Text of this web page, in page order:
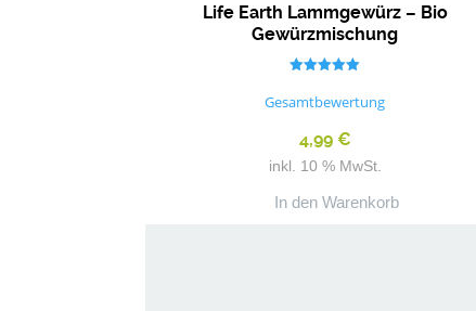
Life Earth Lammgewürz – Bio
Gewürzmischung
5.00
von 5
Gesamtbewertung
4,99 €
inkl. 10 % MwSt.
In den Warenkorb